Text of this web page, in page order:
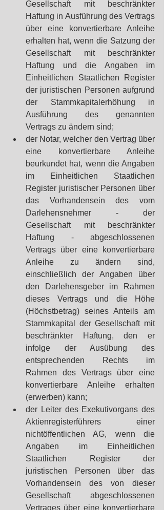
Gesellschaft mit beschränkter
Haftung in Ausführung des Vertrags
über eine konvertierbare Anleihe
erhalten hat, wenn die Satzung der
Gesellschaft mit beschränkter
Haftung und die Angaben im
Einheitlichen Staatlichen Register
der juristischen Personen aufgrund
der Stammkapitalerhöhung in
Ausführung des genannten
Vertrags zu ändern sind;
der Notar, welcher den Vertrag über
eine konvertierbare Anleihe
beurkundet hat, wenn die Angaben
im Einheitlichen Staatlichen
Register juristischer Personen über
das Vorhandensein des vom
Darlehensnehmer - der
Gesellschaft mit beschränkter
Haftung - abgeschlossenen
Vertrags über eine konvertierbare
Anleihe zu ändern sind,
einschließlich der Angaben über
den Darlehensgeber im Rahmen
dieses Vertrags und die Höhe
(Höchstbetrag) seines Anteils am
Stammkapital der Gesellschaft mit
beschränkter Haftung, den er
infolge der Ausübung des
entsprechenden Rechts im
Rahmen des Vertrags über eine
konvertierbare Anleihe erhalten
(erwerben) kann;
der Leiter des Exekutivorgans des
Aktienregisterführers einer
nichtöffentlichen AG, wenn die
Angaben im Einheitlichen
Staatlichen Register der
juristischen Personen über das
Vorhandensein des von dieser
Gesellschaft abgeschlossenen
Vertrages über eine konvertierbare